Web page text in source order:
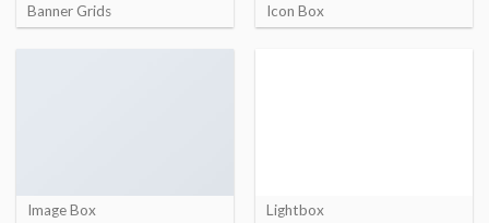
Banner Grids Icon Box
Image Box Lightbox